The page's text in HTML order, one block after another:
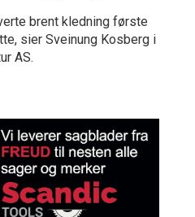
brent kledning første
sier Sveinung Kosberg i
AS.